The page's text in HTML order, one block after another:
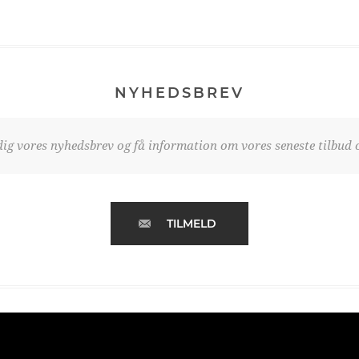
NYHEDSBREV
vores nyhedsbrev og få information om vores seneste tilbud
TILMELD